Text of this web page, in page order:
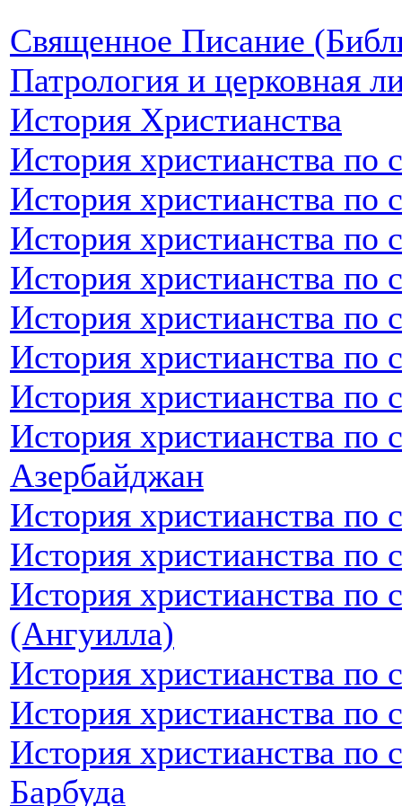
Священное Писание
Патрология и церковная
История Христианства
История христианства по
История христианства по
История христианства по
История христианства
История христианства
История христианства по
История христианства по
История христианства по
Азербайджан
История христианства по
История христианства
История христианства по
(Ангуилла)
История христианства по
История христианства
История христианства по
Барбуда